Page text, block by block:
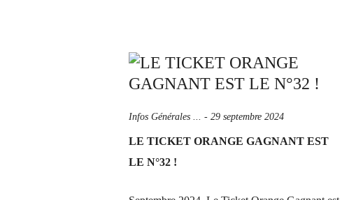
Infos Générales ... - 29 septembre 2024
LE TICKET ORANGE GAGNANT EST
LE N°32 !